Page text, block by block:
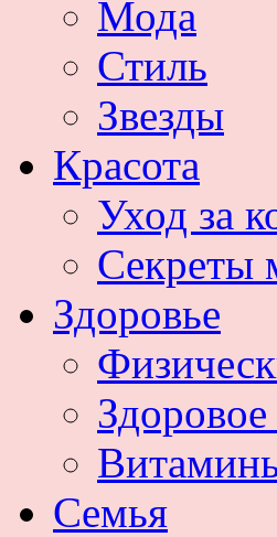
Мода
Стиль
Звезды
Красота
Уход за
Секреты
Здоровье
Семья